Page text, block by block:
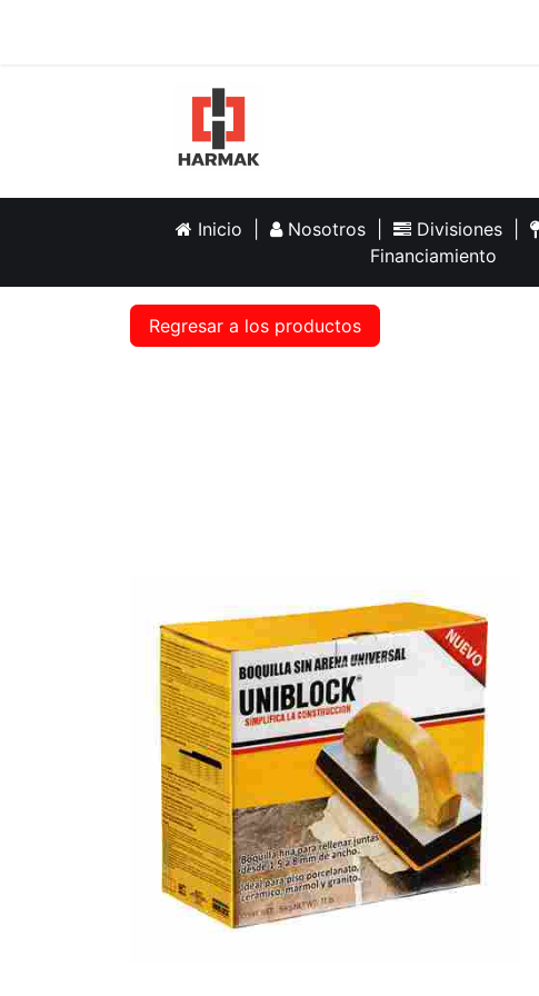
Inicio Nosotros Divisiones
Financiamiento
Regresar a los productos